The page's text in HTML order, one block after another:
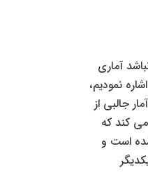
آماری
نمودیم،
جالبی از
می کند که
است و